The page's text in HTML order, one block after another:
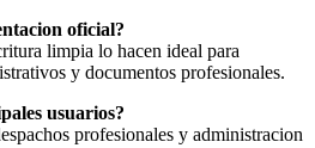
oficial?
limpia lo hacen ideal para
y documentos profesionales.
usuarios?
profesionales y administracion